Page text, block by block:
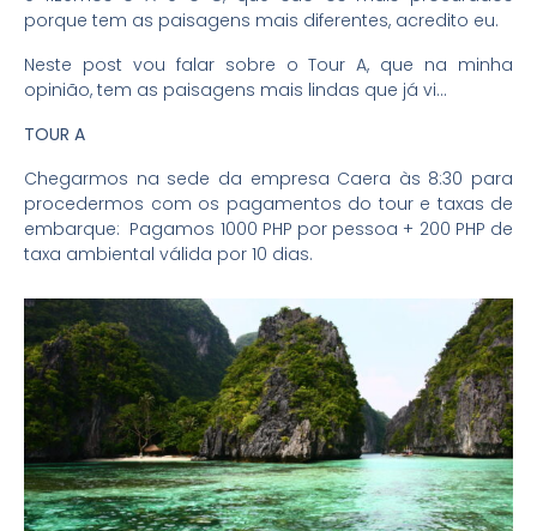
porque tem as paisagens mais diferentes, acredito eu.
Neste post vou falar sobre o Tour A, que na minha
opinião, tem as paisagens mais lindas que já vi…
TOUR A
Chegarmos na sede da empresa Caera às 8:30 para
procedermos com os pagamentos do tour e taxas de
embarque: Pagamos 1000 PHP por pessoa + 200 PHP de
taxa ambiental válida por 10 dias.